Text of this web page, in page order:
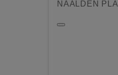
NAALDEN